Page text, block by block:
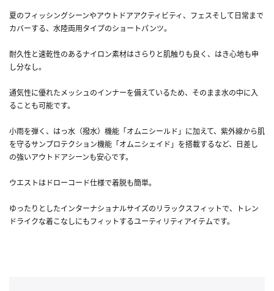
夏のフィッシングシーンやアウトドアアクティビティ、フェスそして日常まで
カバーする、水陸両用タイプのショートパンツ。
耐久性と速乾性のあるナイロン素材はさらりと肌触りも良く、はき心地も申
し分なし。
通気性に優れたメッシュのインナーを備えているため、そのまま水の中に入
ることも可能です。
小雨を弾く、はっ水（撥水）機能「オムニシールド」に加えて、紫外線から肌
を守るサンプロテクション機能「オムニシェイド」を搭載するなど、日差し
の強いアウトドアシーンも安心です。
ウエストはドローコード仕様で着脱も簡単。
ゆったりとしたインターナショナルサイズのリラックスフィットで、トレン
ドライクな着こなしにもフィットするユーティリティアイテムです。